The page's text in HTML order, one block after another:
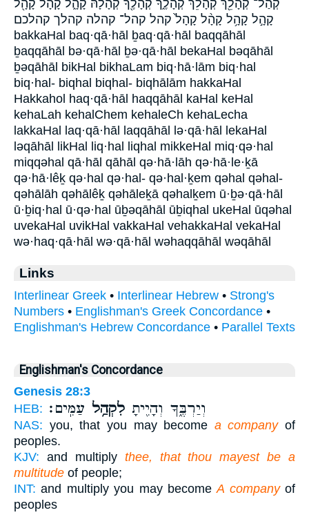
קְהַל־ קְהָלֵ֖ךְ קְהָלֵךְ֙ קְהָלֶ֑ךָ קְהָלֶ֖ךָ קְהָלָ֔הּ קָהָ֑ל קָהָ֔ל קָהָ֖ל
קָהָ֣ל קָהָ֥ל קָהָ֨ל קָהָל֙ קהל קהל־ קהלה קהלך קהלכם
bakkaHal baq·qā·hāl ḇaq·qā·hāl baqqāhāl
ḇaqqāhāl bə·qā·hāl ḇə·qā·hāl bekaHal bəqāhāl
ḇəqāhāl bikHal bikhaLam biq·hā·lām biq·hal
biq·hal- biqhal biqhal- biqhālām hakkaHal
Hakkahol haq·qā·hāl haqqāhāl kaHal keHal
kehaLah kehalChem kehaleCh kehaLecha
lakkaHal laq·qā·hāl laqqāhāl lə·qā·hāl lekaHal
ləqāhāl likHal liq·hal liqhal mikkeHal miq·qə·hal
miqqəhal qā·hāl qāhāl qə·hā·lāh qə·hā·le·ḵā
qə·hā·lêḵ qə·hal qə·hal- qə·hal·ḵem qəhal qəhal-
qəhālāh qəhālêḵ qəhāleḵā qəhalḵem ū·ḇə·qā·hāl
ū·ḇiq·hal ū·qə·hal ūḇəqāhāl ūḇiqhal ukeHal ūqəhal
uvekaHal uvikHal vakkaHal vehakkaHal vekaHal
wə·haq·qā·hāl wə·qā·hāl wəhaqqāhāl wəqāhāl
Links
Interlinear Greek • Interlinear Hebrew • Strong's
Numbers • Englishman's Greek Concordance •
Englishman's Hebrew Concordance • Parallel Texts
Englishman's Concordance
Genesis 28:3
HEB:
וְיַרְבֶּ֑ךָ וְהָיִ֖יתָ לִקְהַ֥ל עַמִּֽים׃
NAS: you, that you may become a companyof
peoples.
KJV: and multiply thee, that thou mayest be a
multitude of people;
INT: and multiply you may becomeA companyof
peoples